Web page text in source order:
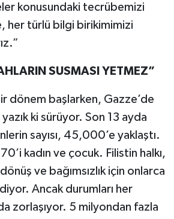
konusundaki tecrübemizi
her türlü bilgi birikimimizi
SUSMASI YETMEZ”
dönem başlarken, Gazze’de
yazık ki sürüyor. Son 13 ayda
sayısı, 45,000’e yaklaştı.
kadın ve çocuk. Filistin halkı,
ve bağımsızlık için onlarca
Ancak durumları her
zorlaşıyor. 5 milyondan fazla